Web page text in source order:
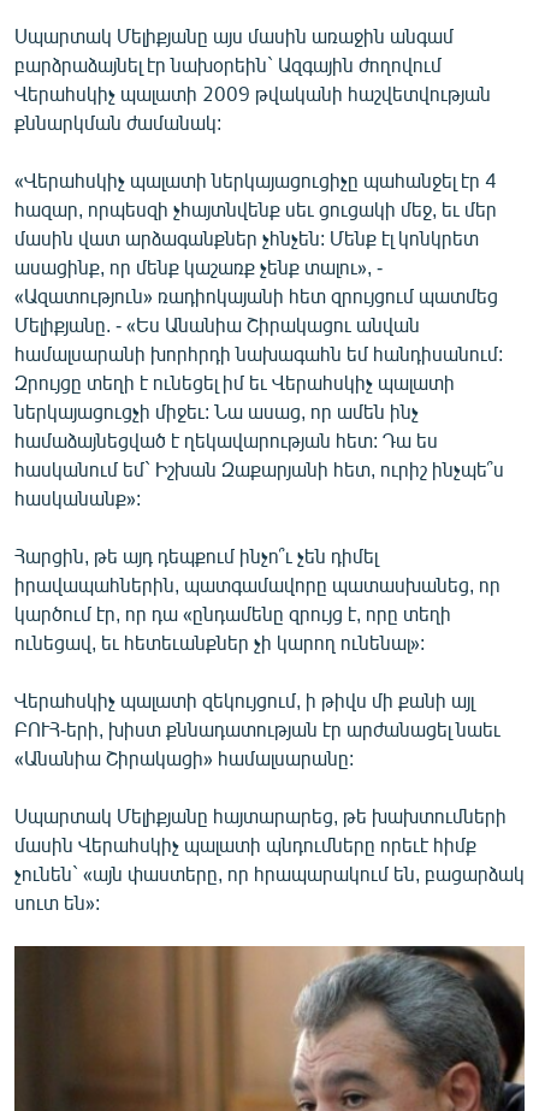
English
Русский
«Ազատության» բոլոր կայքերը
Սպարտակ Մելիքյանը այս մասին առաջին անգամ
բարձրաձայնել էր նախօրեին` Ազգային ժողովում
Վերահսկիչ պալատի 2009 թվականի հաշվետվության
քննարկման ժամանակ:
«Վերահսկիչ պալատի ներկայացուցիչը պահանջել էր 4
հազար, որպեսզի չհայտնվենք սեւ ցուցակի մեջ, եւ մեր
մասին վատ արձագանքներ չհնչեն: Մենք էլ կոնկրետ
ասացինք, որ մենք կաշառք չենք տալու», -
«Ազատություն» ռադիոկայանի հետ զրույցում պատմեց
Մելիքյանը. - «Ես Անանիա Շիրակացու անվան
համալսարանի խորհրդի նախագահն եմ հանդիսանում:
Զրույցը տեղի է ունեցել իմ եւ Վերահսկիչ պալատի
ներկայացուցչի միջեւ: Նա ասաց, որ ամեն ինչ
համաձայնեցված է ղեկավարության հետ: Դա ես
հասկանում եմ` Իշխան Զաքարյանի հետ, ուրիշ ինչպե՞ս
հասկանանք»:
Հարցին, թե այդ դեպքում ինչո՞ւ չեն դիմել
իրավապահներին, պատգամավորը պատասխանեց, որ
կարծում էր, որ դա «ընդամենը զրույց է, որը տեղի
ունեցավ, եւ հետեւանքներ չի կարող ունենալ»:
Վերահսկիչ պալատի զեկույցում, ի թիվս մի քանի այլ
ԲՈՒՀ-երի, խիստ քննադատության էր արժանացել նաեւ
«Անանիա Շիրակացի» համալսարանը:
Սպարտակ Մելիքյանը հայտարարեց, թե խախտումների
մասին Վերահսկիչ պալատի պնդումները որեւէ հիմք
չունեն` «այն փաստերը, որ հրապարակում են, բացարձակ
սուտ են»: